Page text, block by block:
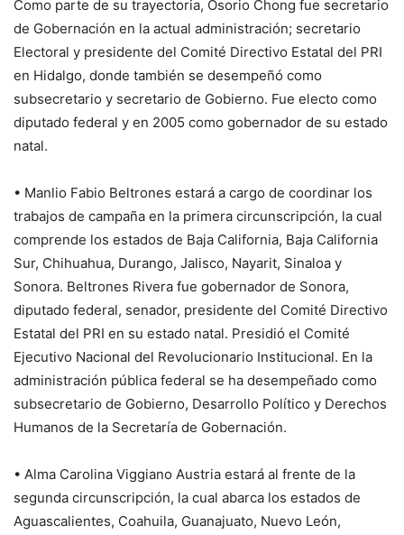
Como parte de su trayectoria, Osorio Chong fue secretario
de Gobernación en la actual administración; secretario
Electoral y presidente del Comité Directivo Estatal del PRI
en Hidalgo, donde también se desempeñó como
subsecretario y secretario de Gobierno. Fue electo como
diputado federal y en 2005 como gobernador de su estado
natal.
• Manlio Fabio Beltrones estará a cargo de coordinar los
trabajos de campaña en la primera circunscripción, la cual
comprende los estados de Baja California, Baja California
Sur, Chihuahua, Durango, Jalisco, Nayarit, Sinaloa y
Sonora. Beltrones Rivera fue gobernador de Sonora,
diputado federal, senador, presidente del Comité Directivo
Estatal del PRI en su estado natal. Presidió el Comité
Ejecutivo Nacional del Revolucionario Institucional. En la
administración pública federal se ha desempeñado como
subsecretario de Gobierno, Desarrollo Político y Derechos
Humanos de la Secretaría de Gobernación.
• Alma Carolina Viggiano Austria estará al frente de la
segunda circunscripción, la cual abarca los estados de
Aguascalientes, Coahuila, Guanajuato, Nuevo León,